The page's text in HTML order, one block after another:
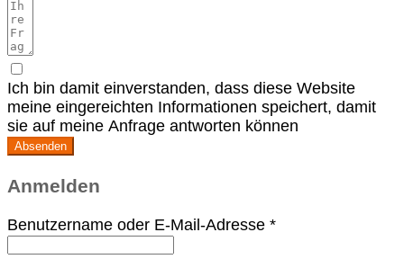
Ich bin damit einverstanden, dass diese Website
meine eingereichten Informationen speichert, damit
sie auf meine Anfrage antworten können
Absenden
Anmelden
Benutzername oder E-Mail-Adresse *Erforderlich